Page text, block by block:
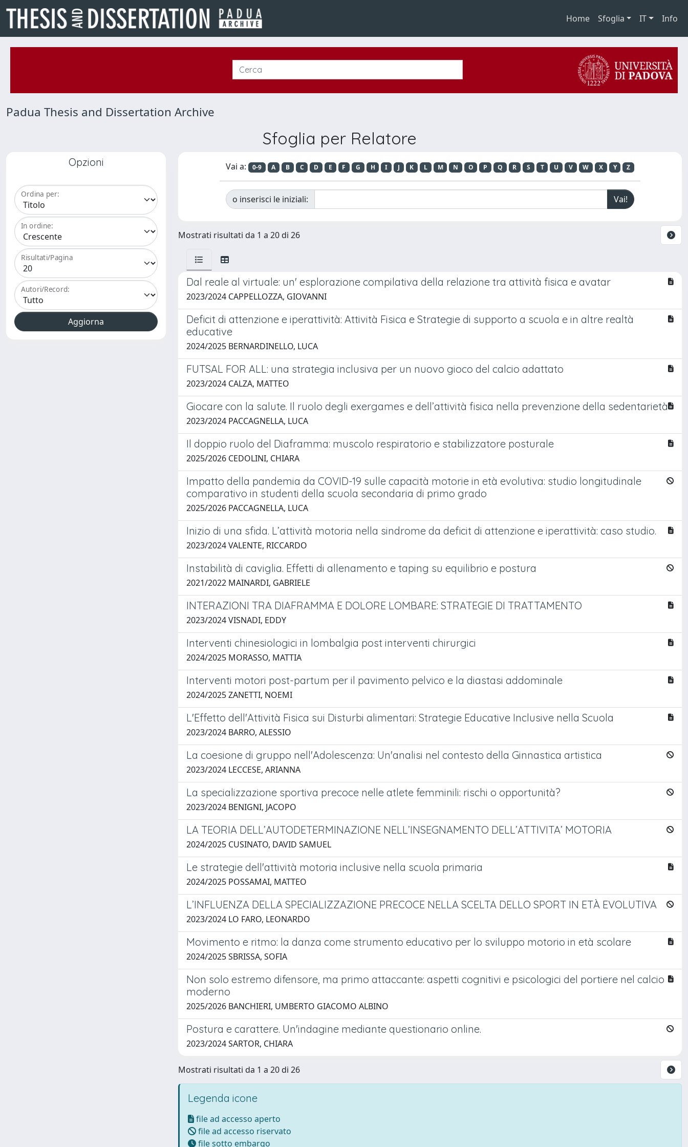
Home Sfoglia IT Info
Padua Thesis and Dissertation Archive
Sfoglia per Relatore
Opzioni
Ordina per:
In ordine:
Risultati/Pagina
Autori/Record:
Vai a: 0-9 A B C D E F G H I J K L M N O P Q R S T U V W X Y Z
o inserisci le iniziali:
Mostrati risultati da 1 a 20 di 26
Dal reale al virtuale: un' esplorazione compilativa della relazione tra attività fisica e avatar
2023/2024 CAPPELLOZZA, GIOVANNI
Deficit di attenzione e iperattività: Attività Fisica e Strategie di supporto a scuola e in altre realtà
educative
2024/2025 BERNARDINELLO, LUCA
FUTSAL FOR ALL: una strategia inclusiva per un nuovo gioco del calcio adattato
2023/2024 CALZA, MATTEO
Giocare con la salute. Il ruolo degli exergames e dell’attività fisica nella prevenzione della sedentarietà
2023/2024 PACCAGNELLA, LUCA
Il doppio ruolo del Diaframma: muscolo respiratorio e stabilizzatore posturale
2025/2026 CEDOLINI, CHIARA
Impatto della pandemia da COVID-19 sulle capacità motorie in età evolutiva: studio longitudinale
comparativo in studenti della scuola secondaria di primo grado
2025/2026 PACCAGNELLA, LUCA
Inizio di una sfida. L’attività motoria nella sindrome da deficit di attenzione e iperattività: caso studio.
2023/2024 VALENTE, RICCARDO
Instabilità di caviglia. Effetti di allenamento e taping su equilibrio e postura
2021/2022 MAINARDI, GABRIELE
INTERAZIONI TRA DIAFRAMMA E DOLORE LOMBARE: STRATEGIE DI TRATTAMENTO
2023/2024 VISNADI, EDDY
Interventi chinesiologici in lombalgia post interventi chirurgici
2024/2025 MORASSO, MATTIA
Interventi motori post-partum per il pavimento pelvico e la diastasi addominale
2024/2025 ZANETTI, NOEMI
L'Effetto dell'Attività Fisica sui Disturbi alimentari: Strategie Educative Inclusive nella Scuola
2023/2024 BARRO, ALESSIO
La coesione di gruppo nell'Adolescenza: Un'analisi nel contesto della Ginnastica artistica
2023/2024 LECCESE, ARIANNA
La specializzazione sportiva precoce nelle atlete femminili: rischi o opportunità?
2023/2024 BENIGNI, JACOPO
LA TEORIA DELL’AUTODETERMINAZIONE NELL’INSEGNAMENTO DELL’ATTIVITA’ MOTORIA
2024/2025 CUSINATO, DAVID SAMUEL
Le strategie dell'attività motoria inclusive nella scuola primaria
2024/2025 POSSAMAI, MATTEO
L’INFLUENZA DELLA SPECIALIZZAZIONE PRECOCE NELLA SCELTA DELLO SPORT IN ETÀ EVOLUTIVA
2023/2024 LO FARO, LEONARDO
Movimento e ritmo: la danza come strumento educativo per lo sviluppo motorio in età scolare
2024/2025 SBRISSA, SOFIA
Non solo estremo difensore, ma primo attaccante: aspetti cognitivi e psicologici del portiere nel calcio
moderno
2025/2026 BANCHIERI, UMBERTO GIACOMO ALBINO
Postura e carattere. Un'indagine mediante questionario online.
2023/2024 SARTOR, CHIARA
Mostrati risultati da 1 a 20 di 26
Legenda icone
file ad accesso aperto
file ad accesso riservato
file sotto embargo